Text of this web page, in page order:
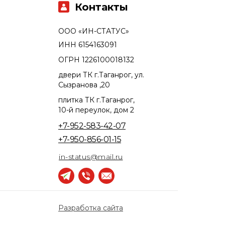
+7-950-856-01-15
+7-952-583-42-07
ООО «ИН-СТАТУС»
плитка ТК г.Таганрог,
10-й переулок, дом 2
двери ТК г.Таганрог, ул.
Сызранова ,20
ОГРН 1226100018132
ИНН 6154163091
Разработка сайта
in-status@mail.ru
Контакты